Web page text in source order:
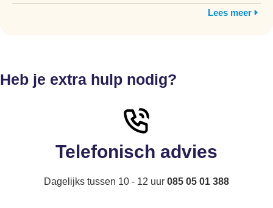
Lees meer
Heb je extra hulp nodig?
Telefonisch advies
Dagelijks tussen 10 - 12 uur 085 05 01 388